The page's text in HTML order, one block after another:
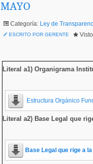
MAYO
Categoría: Ley de
ESCRITO POR GERENTE
Literal a1) Organigrama
Estructura Orgánico
Literal a2) Base Legal que
Base Legal que rige a